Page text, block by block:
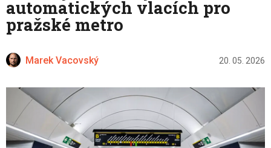
MAPA STANIC
DALŠÍ
E-MOTORSPORT
OSTATNÍ
Facebook Google
automatických vlacích pro
pražské metro
Marek Vacovský 20. 05. 2026